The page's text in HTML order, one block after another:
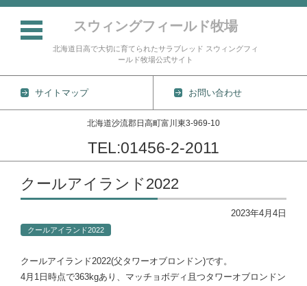
スウィングフィールド牧場
北海道日高で大切に育てられたサラブレッド スウィングフィ
ールド牧場公式サイト
サイトマップ お問い合わせ
北海道沙流郡日高町富川東3-969-10
TEL:01456-2-2011
コンテンツに移動
クールアイランド2022
2023年4月4日
クールアイランド2022
クールアイランド2022(父タワーオブロンドン)です。
4月1日時点で363kgあり、マッチョボディ且つタワーオブロンドン